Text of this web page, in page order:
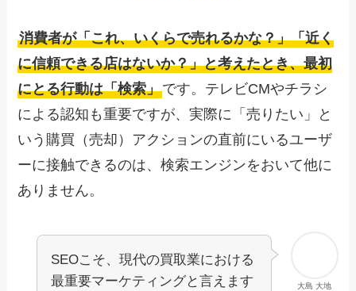
消費者が「これ、いくらで売れるかな？」「近く
に信頼できる店はないか？」と考えたとき、最初
にとる行動は「検索」です。テレビCMやチラシ
による認知も重要ですが、実際に「売りたい」と
いう購買（売却）アクションの直前にいるユーザ
ーに接触できるのは、検索エンジンをおいて他に
ありません。
大島 大地
SEOこそ、現代の買取業における
最重要マーケティングと言えます